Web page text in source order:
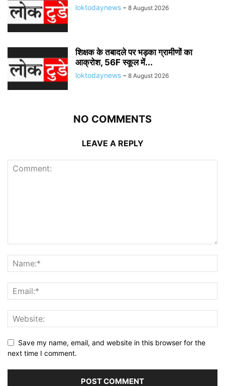
loktodaynews - 8 August 2026
शिक्षक के तबादले पर भड़का ग्रामीणों का
आक्रोश, 56F स्कूल में...
loktodaynews - 8 August 2026
NO COMMENTS
LEAVE A REPLY
Save my name, email, and website in this browser for the
next time I comment.